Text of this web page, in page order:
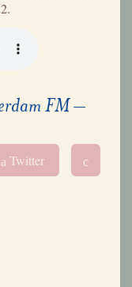
FM –
a Twitter c